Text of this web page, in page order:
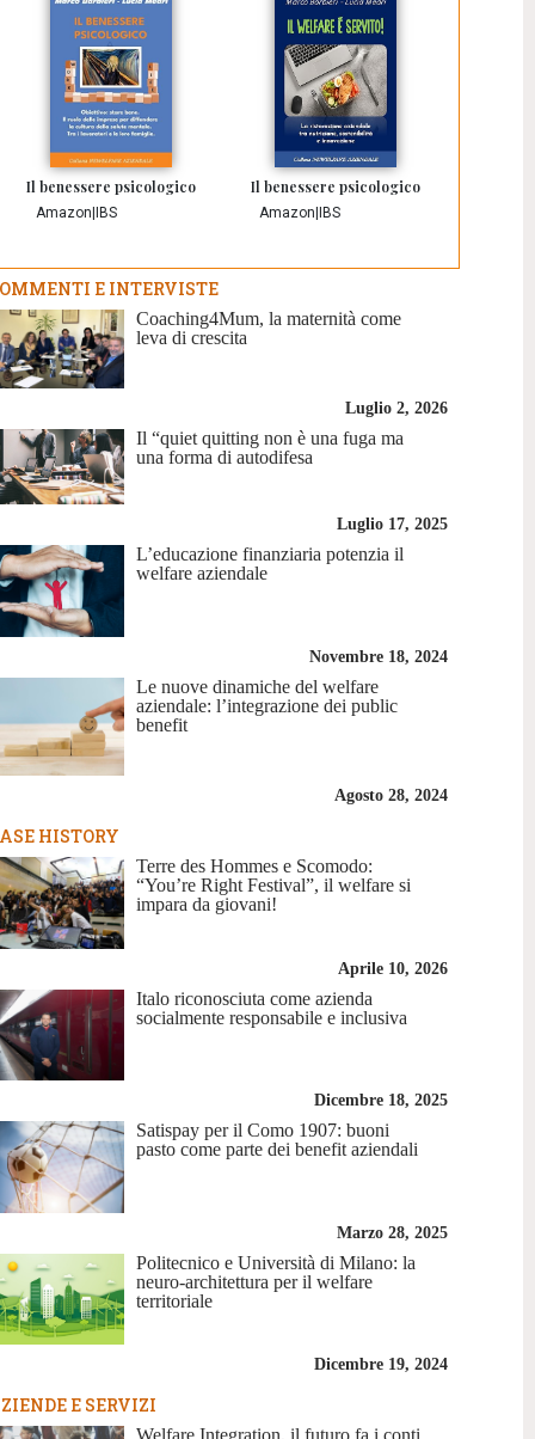
Il benessere psicologico
Amazon IBS
Il benessere psicologico
Amazon IBS
E INTERVISTE
Coaching4Mum, la maternità come
leva di crescita
Luglio 2, 2026
Il “quiet quitting non è una fuga ma
una forma di autodifesa
Luglio 17, 2025
L’educazione finanziaria potenzia il
welfare aziendale
Novembre 18, 2024
Le nuove dinamiche del welfare
aziendale: l’integrazione dei public
benefit
Agosto 28, 2024
HISTORY
Terre des Hommes e Scomodo:
“You’re Right Festival”, il welfare si
impara da giovani!
Aprile 10, 2026
Italo riconosciuta come azienda
socialmente responsabile e inclusiva
Dicembre 18, 2025
Satispay per il Como 1907: buoni
pasto come parte dei benefit aziendali
Marzo 28, 2025
Politecnico e Università di Milano: la
neuro-architettura per il welfare
territoriale
Dicembre 19, 2024
E SERVIZI